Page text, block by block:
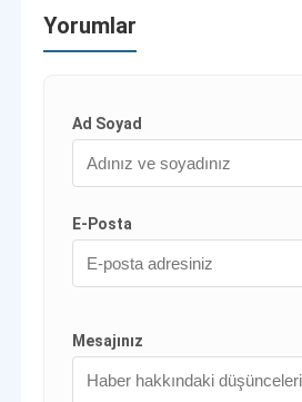
Yorumlar
Ad Soyad
E-Posta
Mesajınız